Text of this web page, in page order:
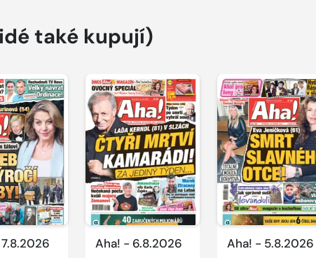
také kupují)
Aha! - 6.8.2026 Aha! - 5.8.2026